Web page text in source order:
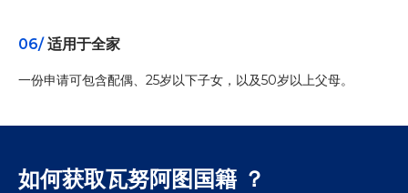
06/适用于全家
一份申请可包含配偶、25岁以下子女，以及50岁以上父母。
如何获取瓦努阿图国籍 ？